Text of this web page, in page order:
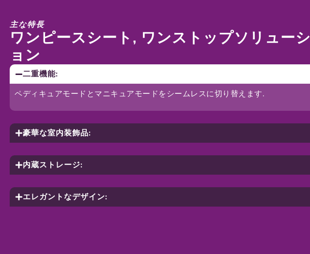
主な特長
ワンピースシート, ワンストップソリューシ
ョン
二重機能:
ペディキュアモードとマニキュアモードをシームレスに切り替えます.
豪華な室内装飾品:
内蔵ストレージ:
エレガントなデザイン: